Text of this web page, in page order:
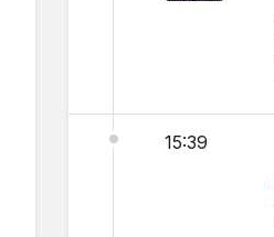
15:39